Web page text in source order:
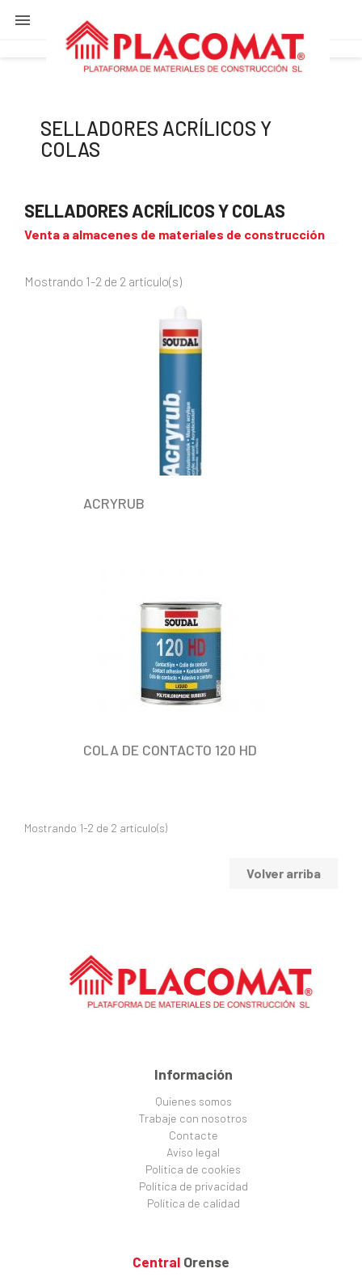

SELLADORES ACRÍLICOS Y
COLAS
SELLADORES ACRÍLICOS Y COLAS
Venta a almacenes de materiales de construcción
Mostrando 1-2 de 2 artículo(s)
ACRYRUB
COLA DE CONTACTO 120 HD
Mostrando 1-2 de 2 artículo(s)
Volver arriba
Información
Quienes somos
Trabaje con nosotros
Contacte
Aviso legal
Política de cookies
Política de privacidad
Política de calidad
Central Orense